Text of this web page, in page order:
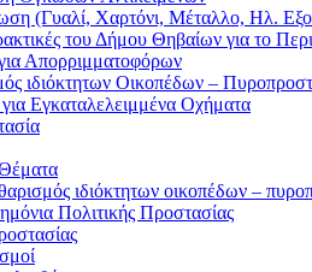
(Γυαλί, Χαρτόνι, Μέταλλο, Ηλ.
του Δήμου Θηβαίων για το
Απορριμματοφόρων
ιδιόκτητων Οικοπέδων –
Εγκαταλελειμμένα Οχήματα
ιδιόκτητων οικοπέδων –
Πολιτικής Προστασίας